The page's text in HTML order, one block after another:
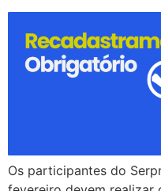
Os participantes do